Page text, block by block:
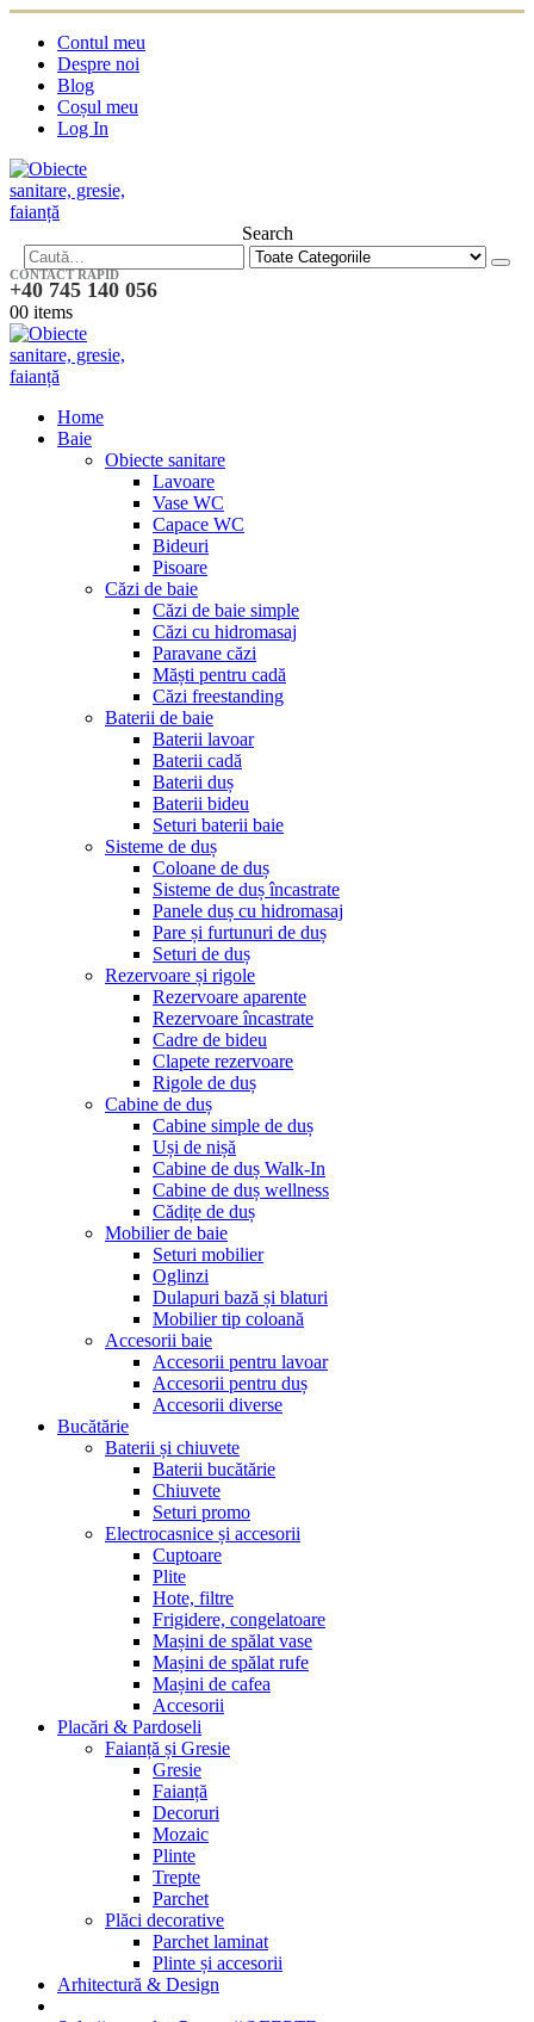
Contul meu
Despre noi
Blog
Coșul meu
Log In
Search
CONTACT RAPID
+40 745 140 056
00 items
Home
Baie
Obiecte sanitare
Lavoare
Vase WC
Capace WC
Bideuri
Pisoare
Căzi de baie
Căzi de baie simple
Căzi cu hidromasaj
Paravane căzi
Măști pentru cadă
Căzi freestanding
Baterii de baie
Baterii lavoar
Baterii cadă
Baterii duș
Baterii bideu
Seturi baterii baie
Sisteme de duș
Coloane de duș
Sisteme de duș încastrate
Panele duș cu hidromasaj
Pare și furtunuri de duș
Seturi de duș
Rezervoare și rigole
Rezervoare aparente
Rezervoare încastrate
Cadre de bideu
Clapete rezervoare
Rigole de duș
Cabine de duș
Cabine simple de duș
Uși de nișă
Cabine de duș Walk-In
Cabine de duș wellness
Cădițe de duș
Mobilier de baie
Seturi mobilier
Oglinzi
Dulapuri bază și blaturi
Mobilier tip coloană
Accesorii baie
Accesorii pentru lavoar
Accesorii pentru duș
Accesorii diverse
Bucătărie
Baterii și chiuvete
Baterii bucătărie
Chiuvete
Seturi promo
Electrocasnice și accesorii
Cuptoare
Plite
Hote, filtre
Frigidere, congelatoare
Mașini de spălat vase
Mașini de spălat rufe
Mașini de cafea
Accesorii
Placări & Pardoseli
Faianță și Gresie
Gresie
Faianță
Decoruri
Mozaic
Plinte
Trepte
Parchet
Plăci decorative
Parchet laminat
Plinte și accesorii
Arhitectură & Design